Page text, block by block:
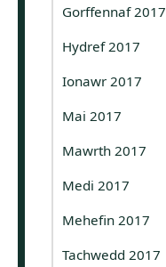
Gorffennaf 2017
Hydref 2017
Ionawr 2017
Mai 2017
Mawrth 2017
Medi 2017
Mehefin 2017
Tachwedd 2017